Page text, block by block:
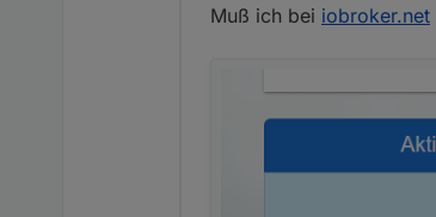
Muß ich bei iobroker.net